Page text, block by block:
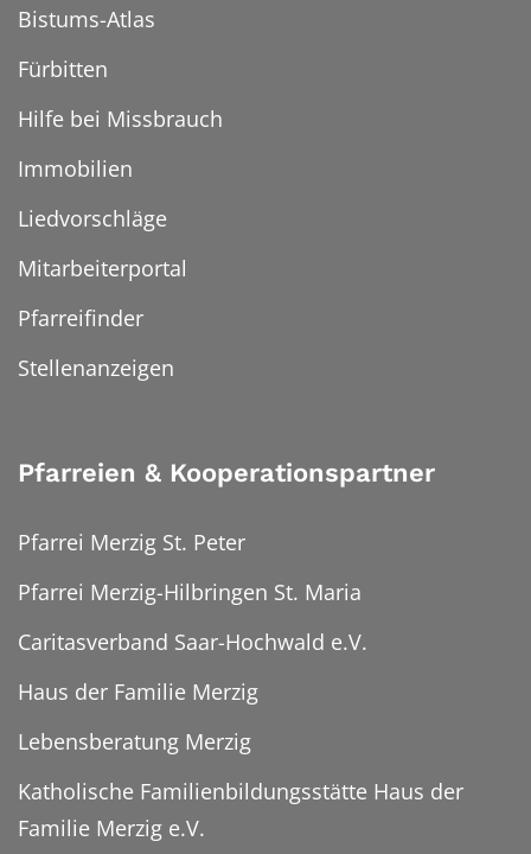
Bistums-Atlas
Fürbitten
Hilfe bei Missbrauch
Immobilien
Liedvorschläge
Mitarbeiterportal
Pfarreifinder
Stellenanzeigen
Pfarreien & Kooperationspartner
Pfarrei Merzig St. Peter
Pfarrei Merzig-Hilbringen St. Maria
Caritasverband Saar-Hochwald e.V.
Haus der Familie Merzig
Lebensberatung Merzig
Katholische Familienbildungsstätte Haus der
Familie Merzig e.V.